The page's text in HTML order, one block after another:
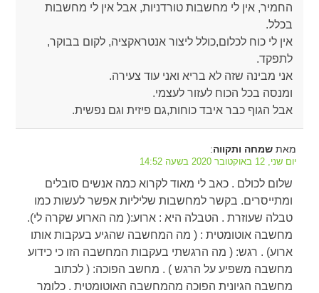
החמיר, אין לי מחשבות טורדניות, אבל אין לי מחשבות
בכלל.
אין לי כוח לכלום,כולל ליצור אנטראקציה, לקום בבוקר,
לתפקד.
אני מבינה שזה לא בריא ואני עוד צעירה.
ומנסה בכל הכוח לעזור לעצמי.
אבל הגוף כבר איבד כוחות,גם פיזית וגם נפשית.
מאתשמחה ותקווה:
יום שני, 12 באוקטובר 2020 בשעה 14:52
שלום לכולם . כאב לי מאוד לקרוא כמה אנשים סובלים
ומתייסרים. בקשר למחשבות שליליות אפשר לעשות כמו
טבלה שעוזרת . הטבלה היא : ארוע:( מה הארוע שקרה לי).
מחשבה אוטומטית : ( מה המחשבה שהגיע בעקבות אותו
ארוע) . רגש: ( מה הרגשתי בעקבות המחשבה הזו כי כידוע
מחשבה משפיע על הרגש ) . מחשב הפוכה: ( לכתוב
מחשבה הגיונית הפוכה מהמחשבה האוטומטית . כלומר